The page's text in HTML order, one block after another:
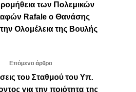
των Πολεμικών
Rafale ο Θανάσης
Ολομέλεια της Βουλής
Επόμενο άρθρο
του Σταθμού του Υπ.
για την ποιότητα της